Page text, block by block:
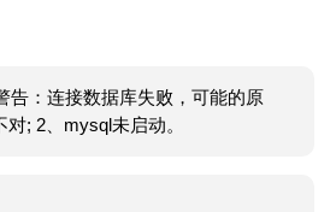
告：连接数据库失败，可能的原
; 2、mysql未启动。